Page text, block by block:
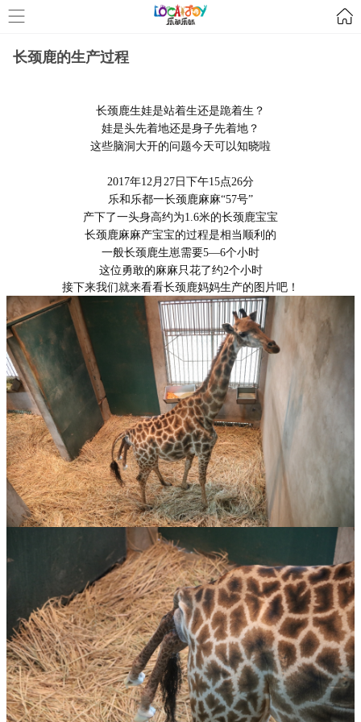
长颈鹿的生产过程
长颈鹿生娃是站着生还是跪着生？
娃是头先着地还是身子先着地？
这些脑洞大开的问题今天可以知晓啦
2017年12月27日下午15点26分
乐和乐都一长颈鹿麻麻“57号”
产下了一头身高约为1.6米的长颈鹿宝宝
长颈鹿麻麻产宝宝的过程是相当顺利的
一般长颈鹿生崽需要5—6个小时
这位勇敢的麻麻只花了约2个小时
接下来我们就来看看长颈鹿妈妈生产的图片吧！